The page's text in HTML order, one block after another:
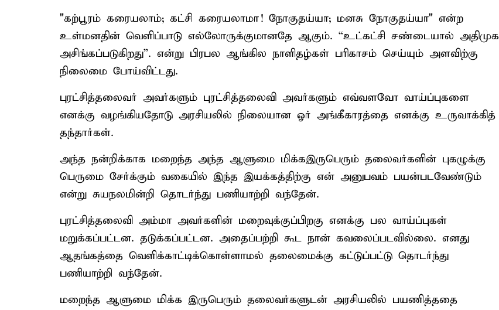
"கற்பூரம் கரையலாம்; கட்சி கரையலாமா! நோகுதய்யா; மனசு நோகுதய்யா" என்ற
உள்மனதின் வெளிப்பாடு எல்லோருக்குமானதே ஆகும். “உட்கட்சி சண்டையால் அதிமுக
அசிங்கப்படுகிறது”. என்று பிரபல ஆங்கில நாளிதழ்கள் பரிகாசம் செய்யும் அளவிற்கு
நிலைமை போய்விட்டது.
புரட்சித்தலைவர் அவர்களும் புரட்சித்தலைவி அவர்களும் எவ்வளவோ வாய்ப்புகளை
எனக்கு வழங்கியதோடு அரசியலில் நிலையான ஓர் அங்கீகாரத்தை எனக்கு உருவாக்கித்
தந்தார்கள்.
அந்த நன்றிக்காக மறைந்த அந்த ஆளுமை மிக்கஇருபெரும் தலைவர்களின் புகழுக்கு
பெருமை சேர்க்கும் வகையில் இந்த இயக்கத்திற்கு என் அனுபவம் பயன்படவேண்டும்
என்று சுயநலமின்றி தொடர்ந்து பணியாற்றி வந்தேன்.
புரட்சித்தலைவி அம்மா அவர்களின் மறைவுக்குப்பிறகு எனக்கு பல வாய்ப்புகள்
மறுக்கப்பட்டன. தடுக்கப்பட்டன. அதைப்பற்றி கூட நான் கவலைப்படவில்லை. எனது
ஆதங்கத்தை வெளிக்காட்டிக்கொள்ளாமல் தலைமைக்கு கட்டுப்பட்டு தொடர்ந்து
பணியாற்றி வந்தேன்.
மறைந்த ஆளுமை மிக்க இருபெரும் தலைவர்களுடன் அரசியலில் பயணித்ததை